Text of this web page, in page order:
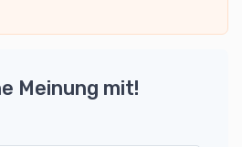
Meinung mit!